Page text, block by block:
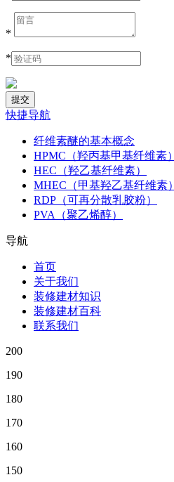
*
*
快捷导航
纤维素醚的基本概念
HPMC（羟丙基甲基纤维素）
HEC（羟乙基纤维素）
MHEC（甲基羟乙基纤维素）
RDP（可再分散乳胶粉）
PVA（聚乙烯醇）
导航
首页
关于我们
装修建材知识
装修建材百科
联系我们
200
190
180
170
160
150